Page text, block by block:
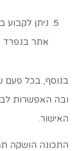
ניתן לקבוע
אתר בנפרד
בנוסף, בכל פעם
ובה האפשרות
האישור.